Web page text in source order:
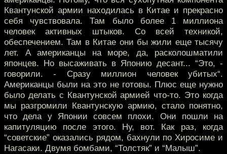
Квантунской армии находилась в Китае и прекрасно
себя чувствовала. Там было более 1 миллиона
человек активных штыков. Со всей техникой,
обеспечением. Там в Китае они бы жили еще тысячу
лет. А американцы на море, да, расколошматили
японцев. Но высаживать в Японию десант... “Это, -
говорили. - Сразу миллион человек убитых“.
Американцы были на это не готовы. Плюс еще нужно
было делать с Квантунской армией что-то. Это когда
мы разгромили Квантунскую армию, стало понятно,
что дела у Японии совсем плохи. Они пошли на
капитуляцию после этого. Ну, вот. Как раз, когда
“советские” оказались рядом, бахнули по Хиросиме и
Нагасаки. Двумя бомбами, “Толстяк” и “Малыш”.